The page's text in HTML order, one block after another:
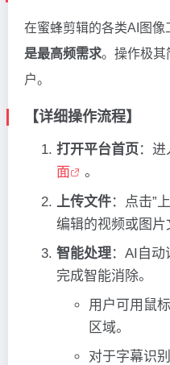
在蜜蜂剪辑的各类AI图像
是最高频需求。操作极其
户。
【详细操作流程】
打开平台首页 ：进
面
。
上传文件：点击”
编辑的视频或图片
智能处理：AI自
完成智能消除。
用户可用鼠
区域。
对于字幕识